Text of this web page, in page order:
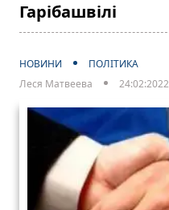
Гарібашвілі
НОВИНИ
ПОЛІТИКА
Леся Матвеева
24:02:2022